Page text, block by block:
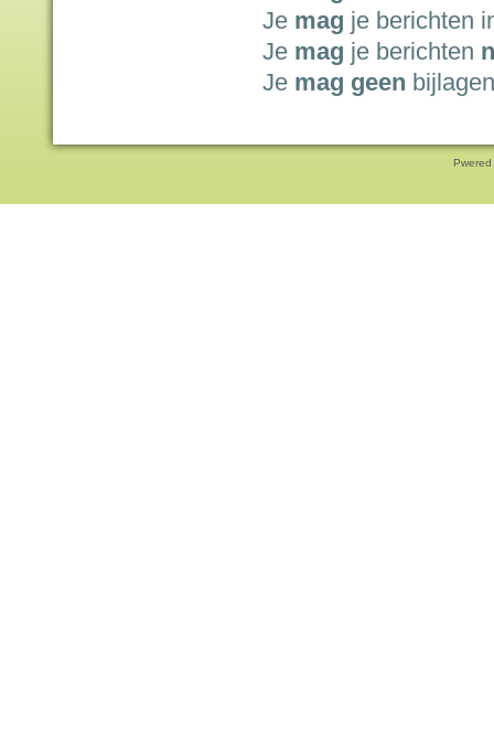
Je mag je berichten
Je mag je berichten
Je mag geen